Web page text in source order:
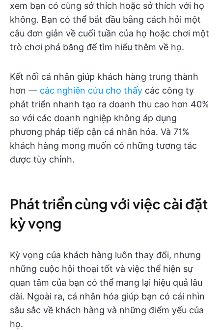
xem bạn có cùng sở thích hoặc sở thích với họ
không. Bạn có thể bắt đầu bằng cách hỏi một
câu đơn giản về cuối tuần của họ hoặc chơi một
trò chơi phá băng để tìm hiểu thêm về họ.
Kết nối cá nhân giúp khách hàng trung thành
hơn — các nghiên cứu cho thấy các công ty
phát triển nhanh tạo ra doanh thu cao hơn 40%
so với các doanh nghiệp không áp dụng
phương pháp tiếp cận cá nhân hóa. Và 71%
khách hàng mong muốn có những tương tác
được tùy chỉnh.
Phát triển cùng với việc cài đặt
kỳ vọng
Kỳ vọng của khách hàng luôn thay đổi, nhưng
những cuộc hội thoại tốt và việc thể hiện sự
quan tâm của bạn có thể mang lại hiệu quả lâu
dài. Ngoài ra, cá nhân hóa giúp bạn có cái nhìn
sâu sắc về khách hàng và những điểm yếu của
họ.